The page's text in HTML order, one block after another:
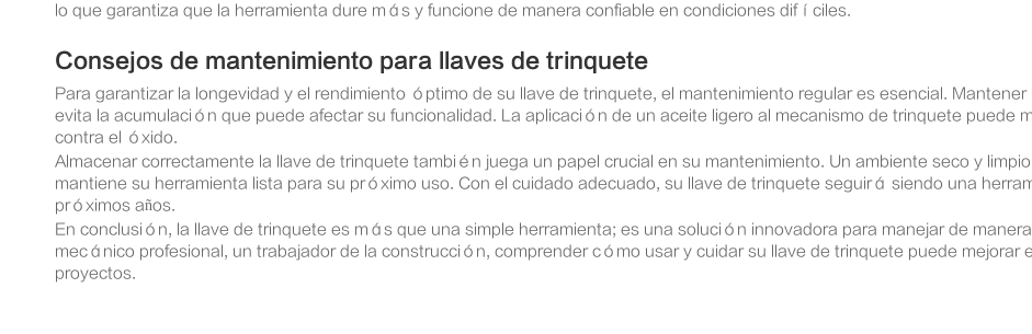
lo que garantiza que la herramienta dure más y funcione de manera confiable en condiciones difíciles.
Consejos de mantenimiento para llaves de trinquete
Para garantizar la longevidad y el rendimiento óptimo de su llave de trinquete, el mantenimiento regular es esencial.
evita la acumulación que puede afectar su funcionalidad. La aplicación de un aceite ligero al mecanismo de trinquete puede
contra el óxido.
Almacenar correctamente la llave de trinquete también juega un papel crucial en su mantenimiento. Un ambiente seco y
mantiene su herramienta lista para su próximo uso. Con el cuidado adecuado, su llave de trinquete seguirá siendo una
próximos años.
En conclusión, la llave de trinquete es más que una simple herramienta; es una solución innovadora para manejar de
mecánico profesional, un trabajador de la construcción, comprender cómo usar y cuidar su llave de trinquete puede mejorar
proyectos.